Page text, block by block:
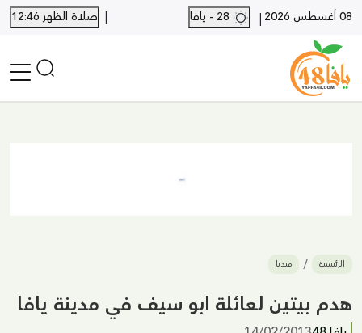
08 أغسطس 2026 |
| صلاة الظهر 12:46
بيع وشراء
وفيات
المزيد
الرئيسية ميديا
هدم بيتين لعائلة ابو سيف في مدينة يافا